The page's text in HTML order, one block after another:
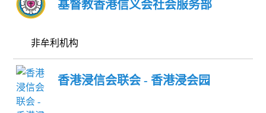
基督教香港信义会社会服务部
非牟利机构
香港浸信会联会 - 香港浸会园